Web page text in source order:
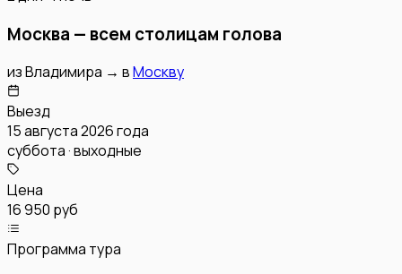
Москва — всем столицам голова
изВладимира → вМоскву
Выезд
15 августа 2026 года
суббота · выходные
Цена
16 950 руб
Программа тура